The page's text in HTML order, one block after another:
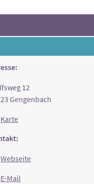
12
Gengenbach
Karte
Webseite
E-Mail